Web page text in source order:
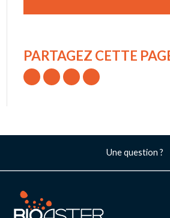
PARTAGEZ CETTE
Une question ?